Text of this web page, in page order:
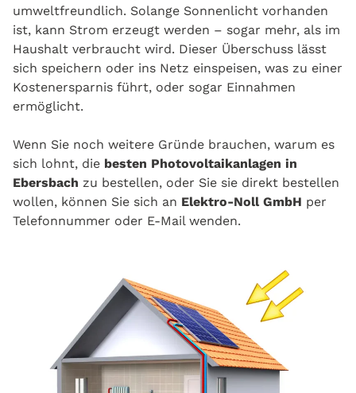
umweltfreundlich. Solange Sonnenlicht vorhanden
ist, kann Strom erzeugt werden – sogar mehr, als im
Haushalt verbraucht wird. Dieser Überschuss lässt
sich speichern oder ins Netz einspeisen, was zu einer
Kostenersparnis führt, oder sogar Einnahmen
ermöglicht.
Wenn Sie noch weitere Gründe brauchen, warum es
sich lohnt, die besten Photovoltaikanlagen in
Ebersbach zu bestellen, oder Sie sie direkt bestellen
wollen, können Sie sich an Elektro-Noll GmbH per
Telefonnummer oder E-Mail wenden.